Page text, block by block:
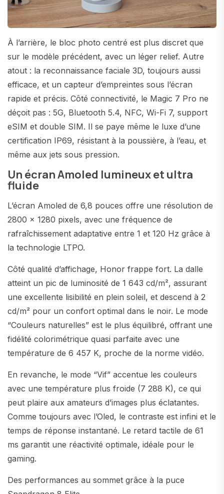
À l’arrière, le bloc photo centré est plus discret que
sur le modèle précédent, avec un léger relief. Autre
atout : la reconnaissance faciale 3D, toujours aussi
efficace, et un capteur d’empreintes sous l’écran
rapide et précis. Côté connectivité, le Magic 7 Pro ne
déçoit pas : 5G, Bluetooth 5.4, NFC, Wi-Fi 7, support
eSIM et double SIM. Il se paye même le luxe d’une
certification IP69, résistant à la poussière, à l’eau, et
même aux jets sous pression.
Un écran Amoled lumineux et ultra
fluide
L’écran Amoled de 6,8 pouces offre une résolution de
2800 x 1280 pixels, avec une fréquence de
rafraîchissement adaptative entre 1 et 120 Hz grâce à
la technologie LTPO.
Côté qualité d’affichage, Honor frappe fort. La dalle
atteint un pic de luminosité de 1 643 cd/m², assurant
une excellente lisibilité en plein soleil, et descend à 2
cd/m² pour un confort optimal dans le noir. Le mode
“Couleurs naturelles” est le plus équilibré, offrant une
fidélité colorimétrique quasi parfaite avec une
température de 6 457 K, proche de la norme vidéo.
En revanche, le mode “Vif” accentue les couleurs
avec une température plus froide (7 288 K), ce qui
peut plaire aux amateurs d’images plus éclatantes.
Comme toujours avec l’Oled, le contraste est infini et le
temps de réponse instantané. Le retard tactile de 61
ms garantit une réactivité optimale, idéale pour le
gaming.
Des performances au sommet grâce à la puce